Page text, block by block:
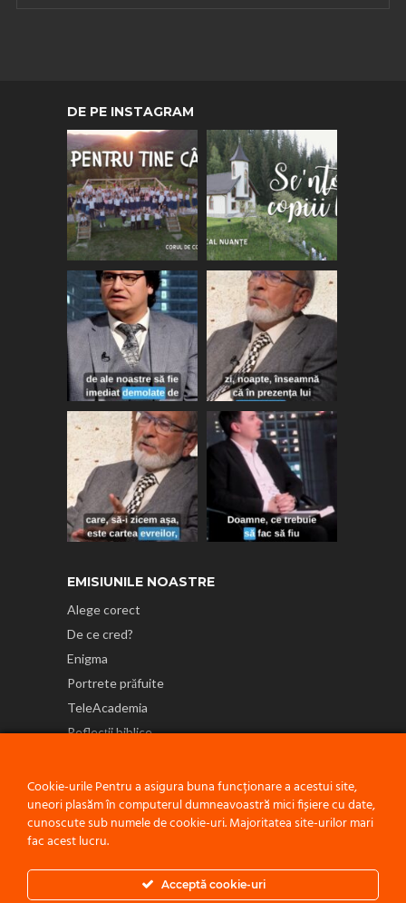
DE PE INSTAGRAM
EMISIUNILE NOASTRE
Alege corect
De ce cred?
Enigma
Portrete prăfuite
TeleAcademia
Reflecții biblice
Politică de confidențialitate
Cookie-urile Pentru a asigura buna funcționare a acestui site,
uneori plasăm în computerul dumneavoastră mici fișiere cu date,
cunoscute sub numele de cookie-uri. Majoritatea site-urilor mari
fac acest lucru.
Acceptă cookie-uri